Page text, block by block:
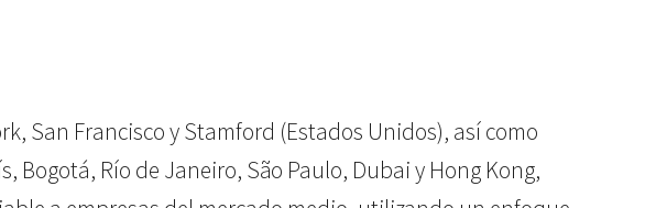
San Francisco y Stamford (Estados Unidos), así como
Río de Janeiro, São Paulo, Dubai y Hong Kong,